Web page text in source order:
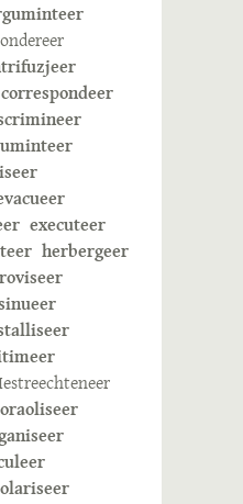
correspondeer
executeer
herbergeer